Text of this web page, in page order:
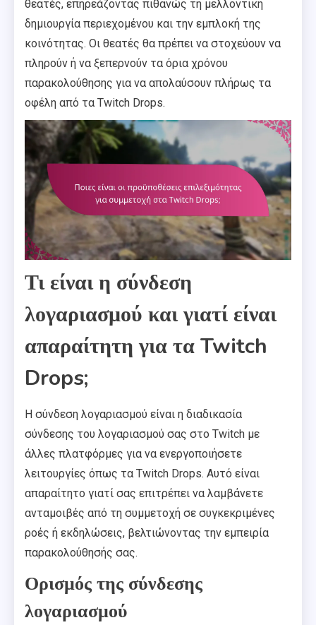
θεατές, επηρεάζοντας πιθανώς τη μελλοντική
δημιουργία περιεχομένου και την εμπλοκή της
κοινότητας. Οι θεατές θα πρέπει να στοχεύουν να
πληρούν ή να ξεπερνούν τα όρια χρόνου
παρακολούθησης για να απολαύσουν πλήρως τα
οφέλη από τα Twitch Drops.
Τι είναι η σύνδεση
λογαριασμού και γιατί είναι
απαραίτητη για τα Twitch
Drops;
Η σύνδεση λογαριασμού είναι η διαδικασία
σύνδεσης του λογαριασμού σας στο Twitch με
άλλες πλατφόρμες για να ενεργοποιήσετε
λειτουργίες όπως τα Twitch Drops. Αυτό είναι
απαραίτητο γιατί σας επιτρέπει να λαμβάνετε
ανταμοιβές από τη συμμετοχή σε συγκεκριμένες
ροές ή εκδηλώσεις, βελτιώνοντας την εμπειρία
παρακολούθησής σας.
Ορισμός της σύνδεσης
λογαριασμού